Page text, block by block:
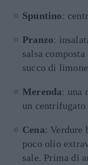
Spuntino:
Pranzo:
salsa
succo di
Merenda: una
un centrifugato
Cena: Verdure
poco olio
sale. Prima di